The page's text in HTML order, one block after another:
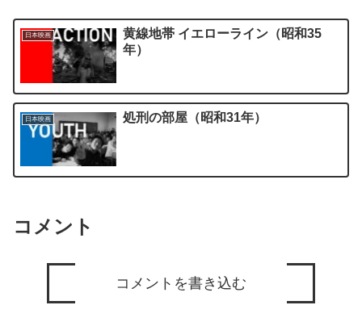
日本映画
黄線地帯 イエローライン（昭和35
年）
日本映画 処刑の部屋（昭和31年）
コメント
コメントを書き込む